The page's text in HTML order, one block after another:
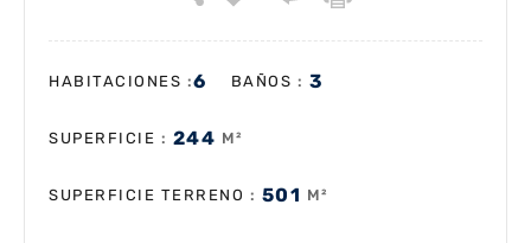
HABITACIONES :6 BAÑOS : 3
SUPERFICIE : 244 M²
SUPERFICIE TERRENO : 501 M²